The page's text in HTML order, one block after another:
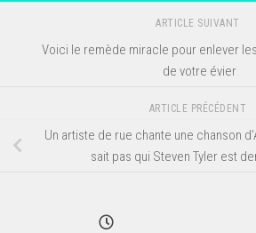
ARTICLE SUIVANT
Voici le remède miracle pour enlever
de votre évier
ARTICLE PRÉCÉDENT
Un artiste de rue chante une chanson
sait pas qui Steven Tyler est